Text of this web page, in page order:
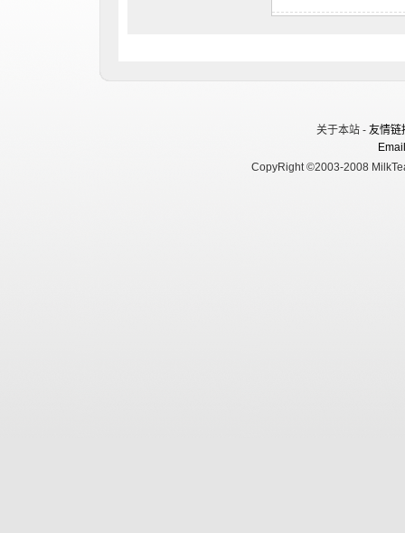
关于本站 - 友情链
CopyRight ©2003-2008